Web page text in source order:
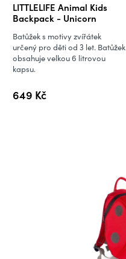
LITTLELIFE Animal Kids
Backpack - Unicorn
649 Kč
Batůžek s motivy zvířátek
určený pro děti od 3 let. Batůžek
obsahuje velkou 6 litrovou
kapsu.